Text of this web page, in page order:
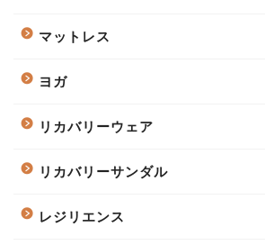
マットレス
ヨガ
リカバリーウェア
リカバリーサンダル
レジリエンス